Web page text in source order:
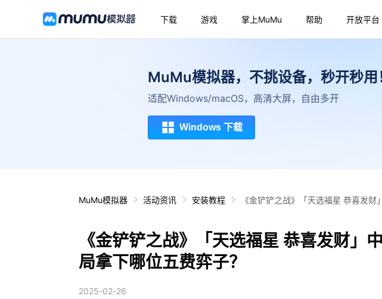
下载 游戏 掌上MuMu 帮助 开放平台
MuMu模拟器，不挑设备，秒开秒用
适配Windows/macOS，高清大屏，自由多开
Windows 下载
MuMu模拟器 活动资讯 安装教程 《金铲铲之战》「天选福星 恭喜发财
《金铲铲之战》「天选福星 恭喜发财」
局拿下哪位五费弈子？
2025-02-26